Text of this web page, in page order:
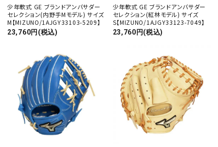
少年軟式 GE ブランドアンバサダー
セレクション(内野手Mモデル) サイズ
M【MIZUNO/1AJGY33103-5209】
23,760円(税込)
少年軟式 GE ブランドアンバサダー
セレクション(紅林モデル) サイズ
S【MIZUNO/1AJGY33123-7049】
23,760円(税込)